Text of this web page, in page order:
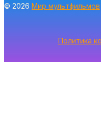
© 2026 Мир мультфильмов
Политика